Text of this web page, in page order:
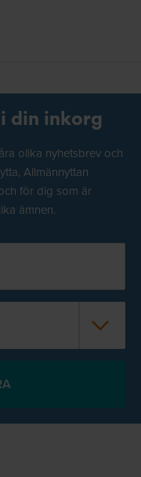
din inkorg
olika nyhetsbrev och
Allmännyttan
för dig som är
ämnen.